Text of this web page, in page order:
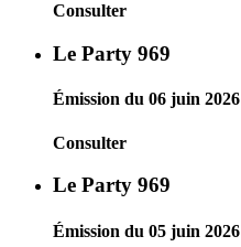
Consulter
Le Party 969
Émission du 06 juin 2026
Consulter
Le Party 969
Émission du 05 juin 2026